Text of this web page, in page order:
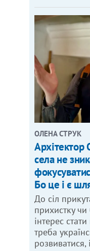
ОЛЕНА СТРУК
Архітектор
села не
Бо це і є
До сіл
прихистку
інтерес
треба
розвиватися,